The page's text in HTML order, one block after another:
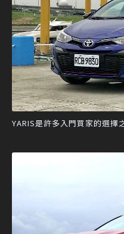
YARIS是許多入門買家的選擇